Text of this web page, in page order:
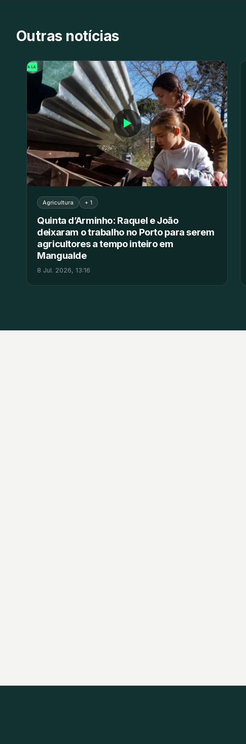
Outras notícias
▶
Agricultura + 1
Quinta d’Arminho: Raquel e João
deixaram o trabalho no Porto para serem
agricultores a tempo inteiro em
Mangualde
8 Jul. 2026, 13:16